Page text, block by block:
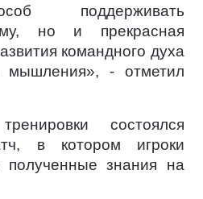
поддерживать
но и прекрасная
командного духа
мышления», - отметил
состоялся
в котором игроки
полученные знания на